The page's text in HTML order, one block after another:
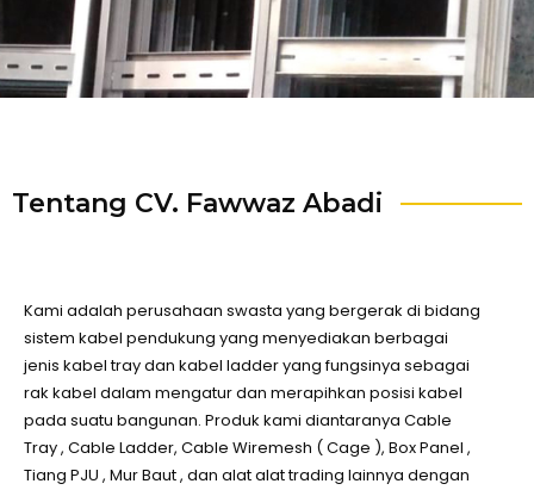
Tentang CV. Fawwaz Abadi
Kami adalah perusahaan swasta yang bergerak di bidang
sistem kabel pendukung yang menyediakan berbagai
jenis kabel tray dan kabel ladder yang fungsinya sebagai
rak kabel dalam mengatur dan merapihkan posisi kabel
pada suatu bangunan. Produk kami diantaranya Cable
Tray , Cable Ladder, Cable Wiremesh ( Cage ), Box Panel ,
Tiang PJU , Mur Baut , dan alat alat trading lainnya dengan